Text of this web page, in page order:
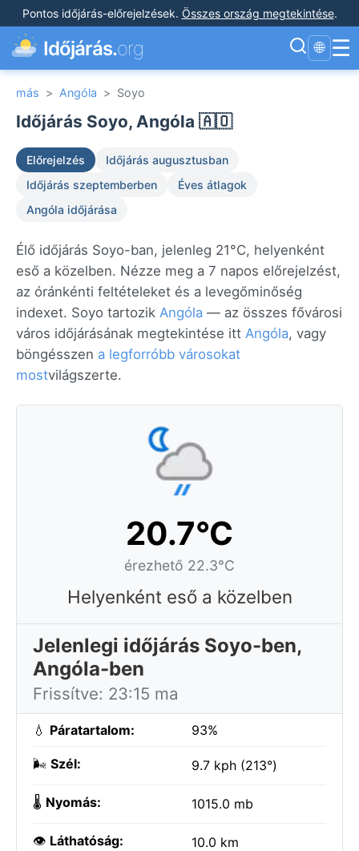
Pontos időjárás-előrejelzések. Összes ország megtekintése.
Időjárás.org 🌐 ☰
más > Angóla > Soyo
Időjárás Soyo, Angóla 🇦🇴
Előrejelzés
Időjárás augusztusban
Időjárás szeptemberben
Éves átlagok
Angóla időjárása
Élő időjárás Soyo-ban, jelenleg 21°C, helyenként
eső a közelben. Nézze meg a 7 napos előrejelzést,
az óránkénti feltételeket és a levegőminőség
indexet. Soyo tartozik Angóla — az összes fővárosi
város időjárásának megtekintése itt Angóla, vagy
böngésszen a legforróbb városokat
mostvilágszerte.
20.7°C
érezhető 22.3°C
Helyenként eső a közelben
Jelenlegi időjárás Soyo-ben,
Angóla-ben
Frissítve: 23:15 ma
💧 Páratartalom: 93%
🌬️ Szél: 9.7 kph (213°)
🌡️ Nyomás: 1015.0 mb
👁️ Láthatóság: 10.0 km